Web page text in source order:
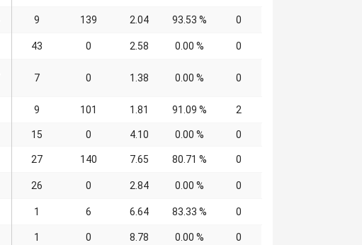
9 139 2.04 93.53 % 0
43 0 2.58 0.00 % 0
7 0 1.38 0.00 % 0
9 101 1.81 91.09 % 2
15 0 4.10 0.00 % 0
27 140 7.65 80.71 % 0
26 0 2.84 0.00 % 0
1 6 6.64 83.33 % 0
1 0 8.78 0.00 % 0